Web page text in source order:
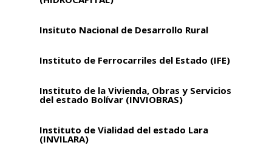
Insituto Nacional de Desarrollo Rural
Instituto de Ferrocarriles del Estado (IFE)
Instituto de la Vivienda, Obras y Servicios
del estado Bolívar (INVIOBRAS)
Instituto de Vialidad del estado Lara
(INVILARA)